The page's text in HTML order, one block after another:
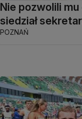
Nie pozwolili
siedział
POZNAŃ